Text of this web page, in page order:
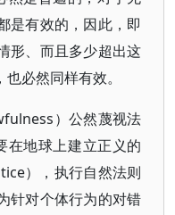
是有效的，因此，即
形、而且多少超出这
必然同样有效。
）公然蔑视法
地球上建立正义的
），执行自然法则
针对个体行为的对错